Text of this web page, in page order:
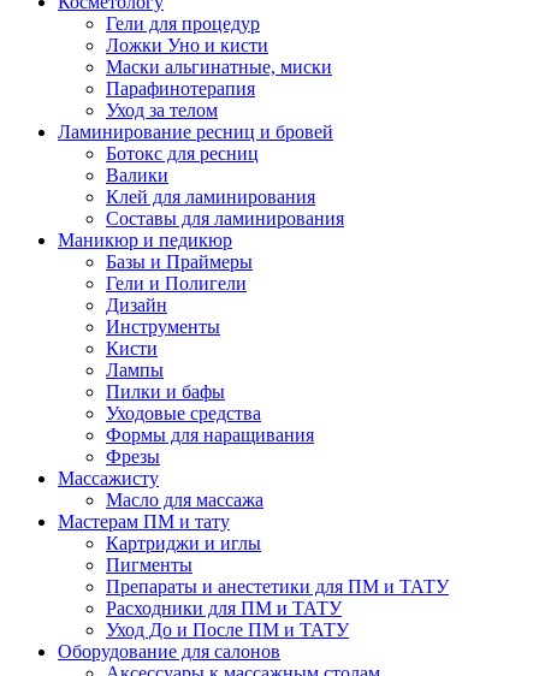
Гели для процедур
Ложки Уно и кисти
Маски альгинатные, миски
Парафинотерапия
Уход за телом
Ламинирование ресниц и бровей
Ботокс для ресниц
Валики
Клей для ламинирования
Составы для ламинирования
Маникюр и педикюр
Базы и Праймеры
Гели и Полигели
Дизайн
Инструменты
Кисти
Лампы
Пилки и бафы
Уходовые средства
Формы для наращивания
Фрезы
Массажисту
Масло для массажа
Мастерам ПМ и тату
Картриджи и иглы
Пигменты
Препараты и анестетики для ПМ и ТАТУ
Расходники для ПМ и ТАТУ
Уход До и После ПМ и ТАТУ
Оборудование для салонов